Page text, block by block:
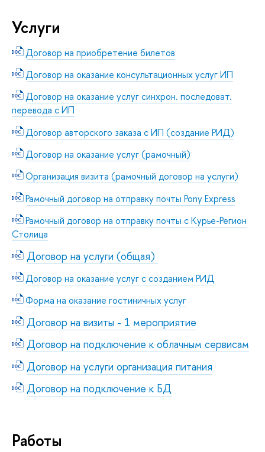
Услуги
Договор на приобретение билетов
Договор на оказание консультационных услуг ИП
Договор на оказание услуг синхрон. последоват.
перевода с ИП
Договор авторского заказа с ИП (создание РИД)
Договор на оказание услуг (рамочный)
Организация визита (рамочный договор на услуги)
Рамочный договор на отправку почты Pony Express
Рамочный договор на отправку почты с Курье-Регион
Столица
Договор на услуги (общая)
Договор на оказание услуг с созданием РИД
Форма на оказание гостиничных услуг
Договор на визиты - 1 мероприятие
Договор на подключение к облачным сервисам
Договор на услуги организация питания
Договор на подключение к БД
Работы